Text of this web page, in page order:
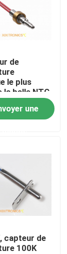
de
le plus
la balle NTC
réponse
de
une
capteur de
100K